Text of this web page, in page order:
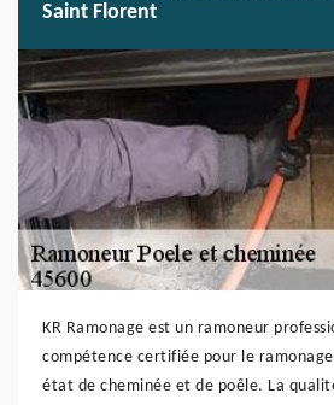
Saint Florent
KR Ramonage est un ramoneur
compétence certifiée pour le
état de cheminée et de poêle. La